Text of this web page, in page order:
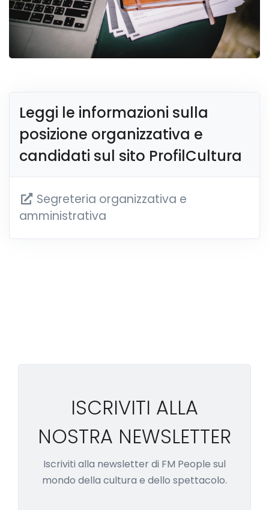
Leggi le informazioni sulla
posizione organizzativa e
candidati sul sito ProfilCultura
Segreteria organizzativa e
amministrativa
ISCRIVITI ALLA
NOSTRA NEWSLETTER
Iscriviti alla newsletter di FM People sul
mondo della cultura e dello spettacolo.